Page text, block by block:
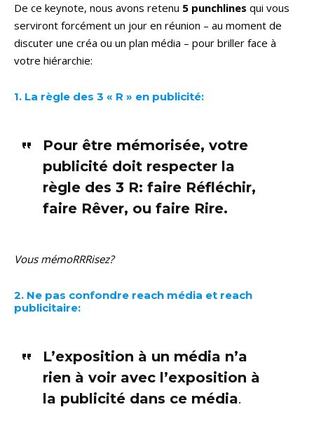
De ce keynote, nous avons retenu 5 punchlines qui vous
serviront forcément un jour en réunion – au moment de
discuter une créa ou un plan média – pour briller face à
votre hiérarchie:
1. La règle des 3 « R » en publicité:
Pour être mémorisée, votre
publicité doit respecter la
règle des 3 R: faire Réfléchir,
faire Rêver, ou faire Rire.
Vous mémoRRRisez?
2. Ne pas confondre reach média et reach
publicitaire:
L’exposition à un média n’a
rien à voir avec l’exposition à
la publicité dans ce média.